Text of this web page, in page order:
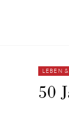
LEBEN
50